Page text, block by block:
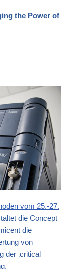
the Power of
vom 25.-27.
die Concept
die
von
der ‚critical